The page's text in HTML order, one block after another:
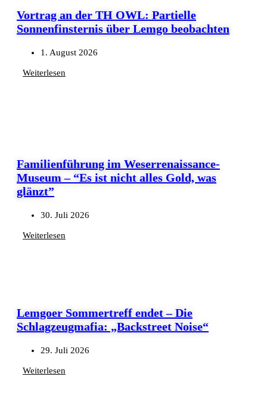
Vortrag an der TH OWL: Partielle
Sonnenfinsternis über Lemgo beobachten
1. August 2026
Weiterlesen
Familienführung im Weserrenaissance-
Museum – “Es ist nicht alles Gold, was
glänzt”
30. Juli 2026
Weiterlesen
Lemgoer Sommertreff endet – Die
Schlagzeugmafia: „Backstreet Noise“
29. Juli 2026
Weiterlesen